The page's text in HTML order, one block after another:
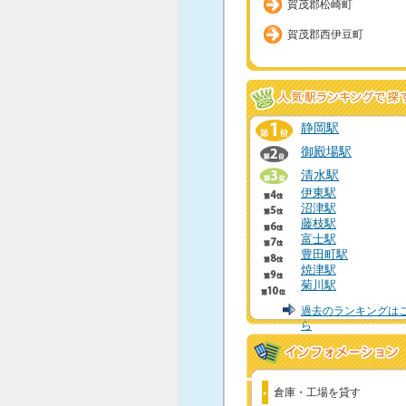
賀茂郡松崎町
賀茂郡西伊豆町
静岡駅
御殿場駅
清水駅
伊東駅
沼津駅
藤枝駅
富士駅
豊田町駅
焼津駅
菊川駅
過去のランキングは
ら
倉庫・工場を貸す